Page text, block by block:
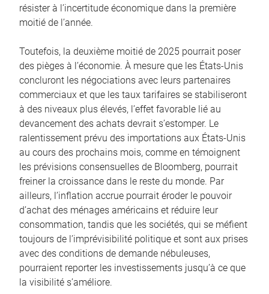
résister à l’incertitude économique dans la première
moitié de l’année.
Toutefois, la deuxième moitié de 2025 pourrait poser
des pièges à l’économie. À mesure que les États-Unis
concluront les négociations avec leurs partenaires
commerciaux et que les taux tarifaires se stabiliseront
à des niveaux plus élevés, l’effet favorable lié au
devancement des achats devrait s’estomper. Le
ralentissement prévu des importations aux États-Unis
au cours des prochains mois, comme en témoignent
les prévisions consensuelles de Bloomberg, pourrait
freiner la croissance dans le reste du monde. Par
ailleurs, l’inflation accrue pourrait éroder le pouvoir
d’achat des ménages américains et réduire leur
consommation, tandis que les sociétés, qui se méfient
toujours de l’imprévisibilité politique et sont aux prises
avec des conditions de demande nébuleuses,
pourraient reporter les investissements jusqu’à ce que
la visibilité s’améliore.